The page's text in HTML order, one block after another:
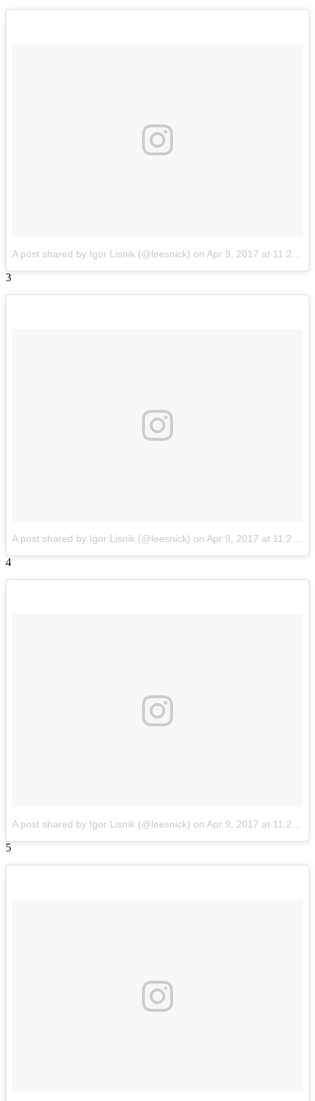
A post shared by Igor Lisnik (@leesnick) on Apr 9, 2017 at 11:27pm PDT
3
A post shared by Igor Lisnik (@leesnick) on Apr 9, 2017 at 11:27pm PDT
4
A post shared by Igor Lisnik (@leesnick) on Apr 9, 2017 at 11:27pm PDT
5